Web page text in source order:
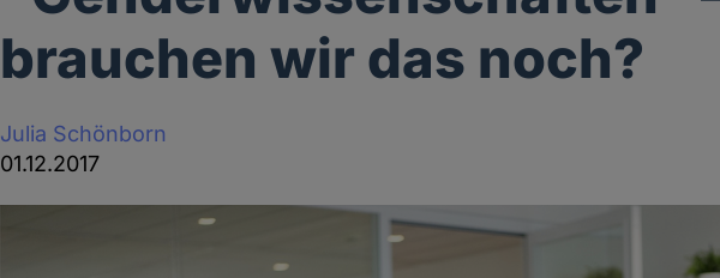
brauchen wir das noch?
Julia Schönborn
01.12.2017